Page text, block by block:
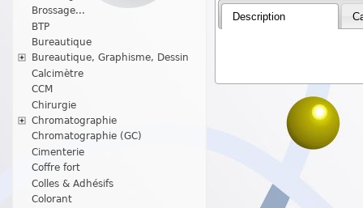
Brossage...
BTP
Bureautique
Bureautique, Graphisme, Dessin
Calcimètre
CCM
Chirurgie
Chromatographie
Chromatographie (GC)
Cimenterie
Coffre fort
Colles & Adhésifs
Colorant
Description